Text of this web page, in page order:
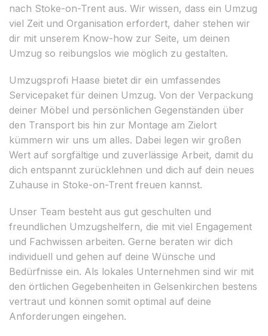
nach Stoke-on-Trent aus. Wir wissen, dass ein Umzug
viel Zeit und Organisation erfordert, daher stehen wir
dir mit unserem Know-how zur Seite, um deinen
Umzug so reibungslos wie möglich zu gestalten.
Umzugsprofi Haase bietet dir ein umfassendes
Servicepaket für deinen Umzug. Von der Verpackung
deiner Möbel und persönlichen Gegenständen über
den Transport bis hin zur Montage am Zielort
kümmern wir uns um alles. Dabei legen wir großen
Wert auf sorgfältige und zuverlässige Arbeit, damit du
dich entspannt zurücklehnen und dich auf dein neues
Zuhause in Stoke-on-Trent freuen kannst.
Unser Team besteht aus gut geschulten und
freundlichen Umzugshelfern, die mit viel Engagement
und Fachwissen arbeiten. Gerne beraten wir dich
individuell und gehen auf deine Wünsche und
Bedürfnisse ein. Als lokales Unternehmen sind wir mit
den örtlichen Gegebenheiten in Gelsenkirchen bestens
vertraut und können somit optimal auf deine
Anforderungen eingehen.